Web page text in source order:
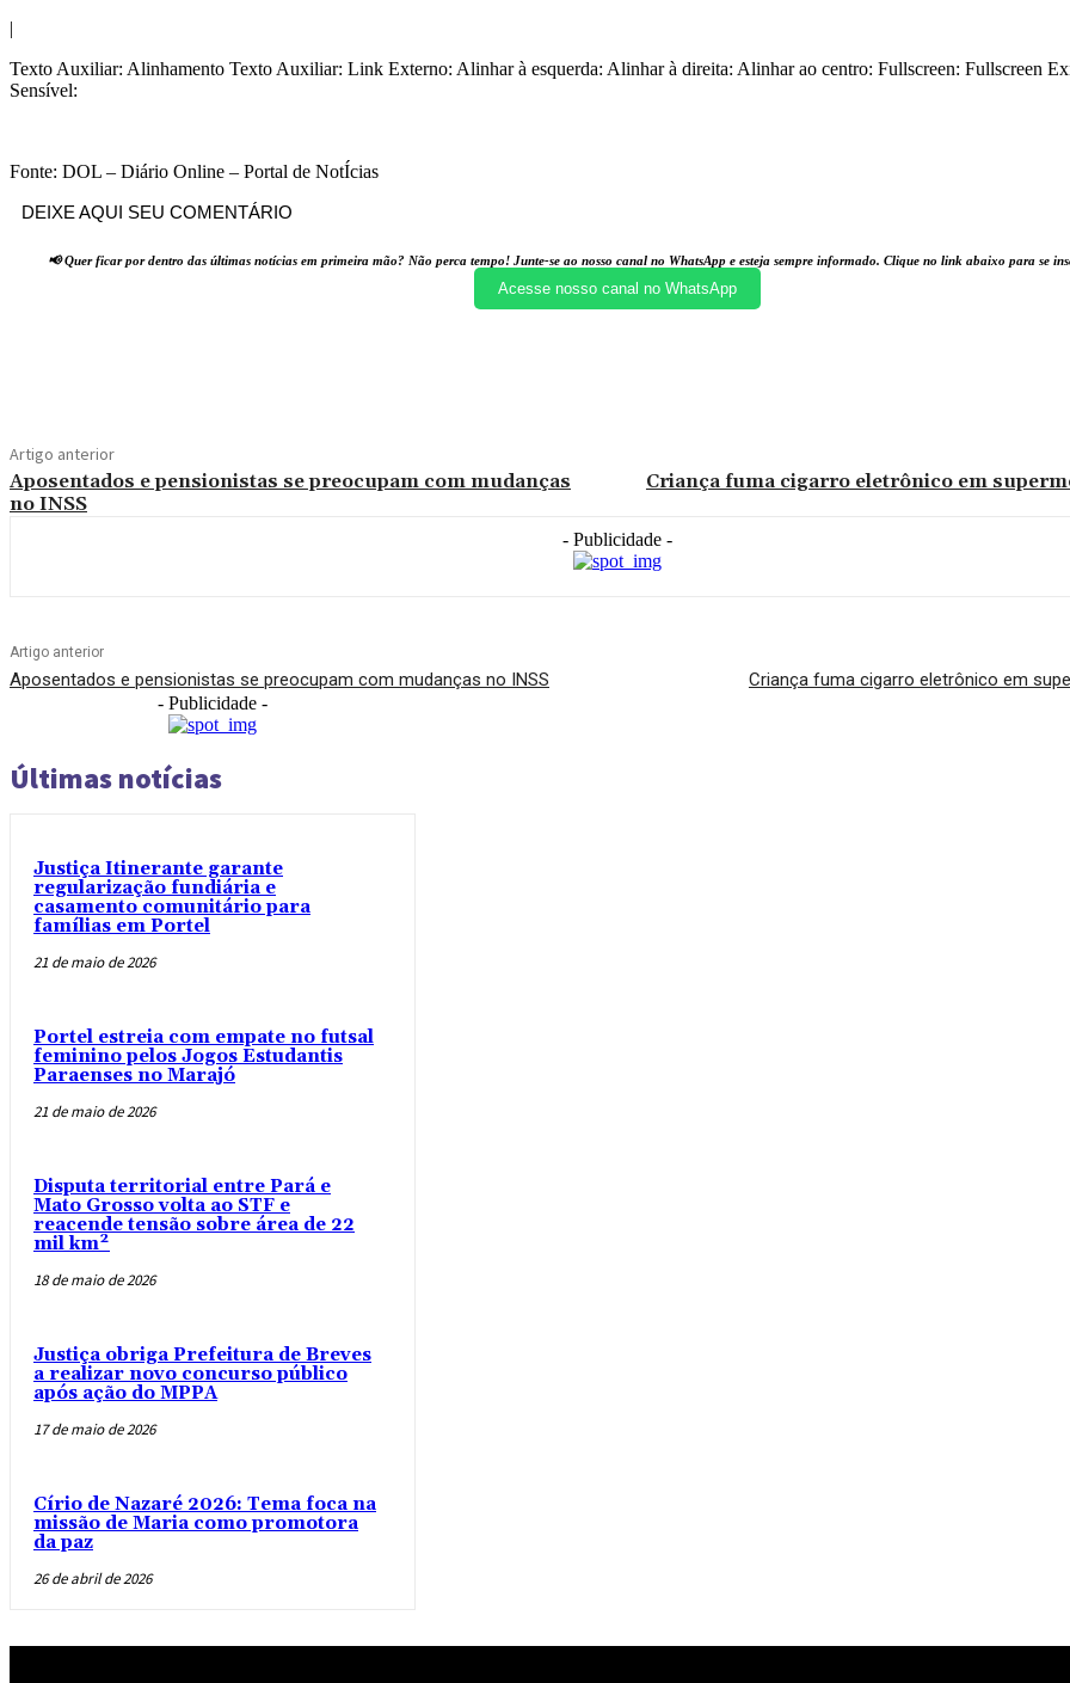
|
Texto Auxiliar: Alinhamento Texto Auxiliar: Link Externo: Alinhar à esquerda: Alinhar à direita: Alinhar ao centro: Fullscreen: Fullscreen
Sensível:
Fonte: DOL – Diário Online – Portal de NotÍcias
DEIXE AQUI SEU COMENTÁRIO
📢 Quer ficar por dentro das últimas notícias em primeira mão? Não perca tempo! Junte-se ao nosso canal no WhatsApp e esteja sempre informado. Clique no link abaixo para se
Acesse nosso canal no WhatsApp
Artigo anterior
Aposentados e pensionistas se preocupam com mudanças
no INSS
Criança fuma cigarro eletrônico em
- Publicidade -
Artigo anterior
Aposentados e pensionistas se preocupam com mudanças no INSS Criança fuma cigarro eletrônico em
- Publicidade -
Últimas notícias
Justiça Itinerante garante
regularização fundiária e
casamento comunitário para
famílias em Portel
21 de maio de 2026
Portel estreia com empate no futsal
feminino pelos Jogos Estudantis
Paraenses no Marajó
21 de maio de 2026
Disputa territorial entre Pará e
Mato Grosso volta ao STF e
reacende tensão sobre área de 22
mil km²
18 de maio de 2026
Justiça obriga Prefeitura de Breves
a realizar novo concurso público
após ação do MPPA
17 de maio de 2026
Círio de Nazaré 2026: Tema foca na
missão de Maria como promotora
da paz
26 de abril de 2026